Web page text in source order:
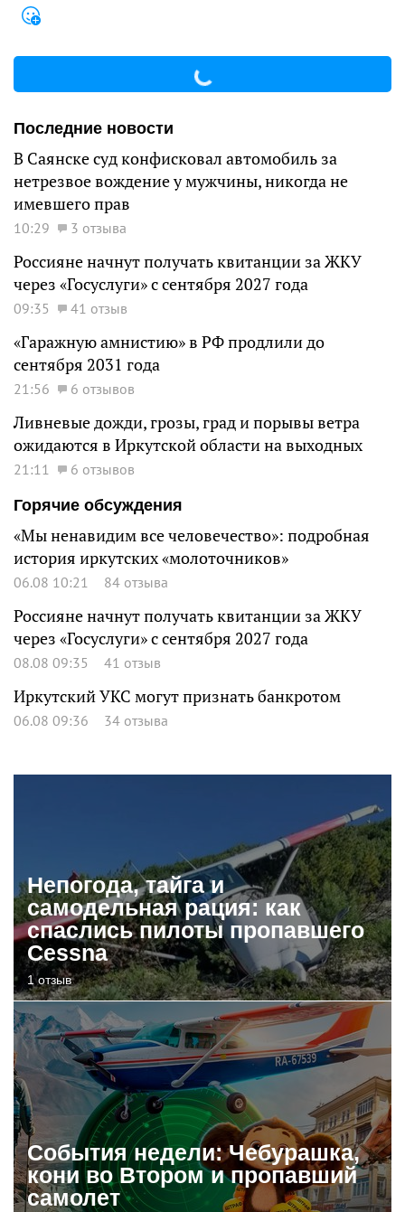
Последние новости
В Саянске суд конфисковал автомобиль за
нетрезвое вождение у мужчины, никогда не
имевшего прав
10:29 3 отзыва
Россияне начнут получать квитанции за ЖКУ
через «Госуслуги» с сентября 2027 года
09:35 41 отзыв
«Гаражную амнистию» в РФ продлили до
сентября 2031 года
21:56 6 отзывов
Ливневые дожди, грозы, град и порывы ветра
ожидаются в Иркутской области на выходных
21:11
6 отзывов
Горячие обсуждения
«Мы ненавидим все человечество»: подробная
история иркутских «молоточников»
06.08 10:21 84 отзыва
Россияне начнут получать квитанции за ЖКУ
через «Госуслуги» с сентября 2027 года
08.08 09:35 41 отзыв
Иркутский УКС могут признать банкротом
06.08 09:36 34 отзыва
Непогода, тайга и
самодельная рация: как
спаслись пилоты пропавшего
Cessna
1 отзыв
События недели: Чебурашка,
кони во Втором и пропавший
самолет